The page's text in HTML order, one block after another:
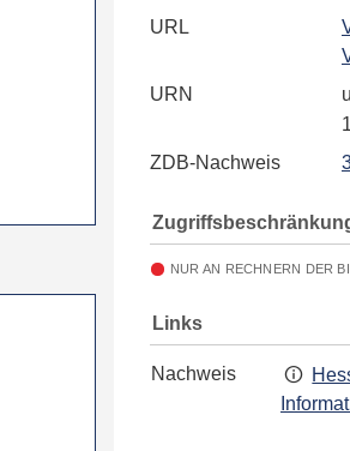
URL
URN
ZDB-Nachweis
NUR AN RECHNERN DER
Links
Nachweis